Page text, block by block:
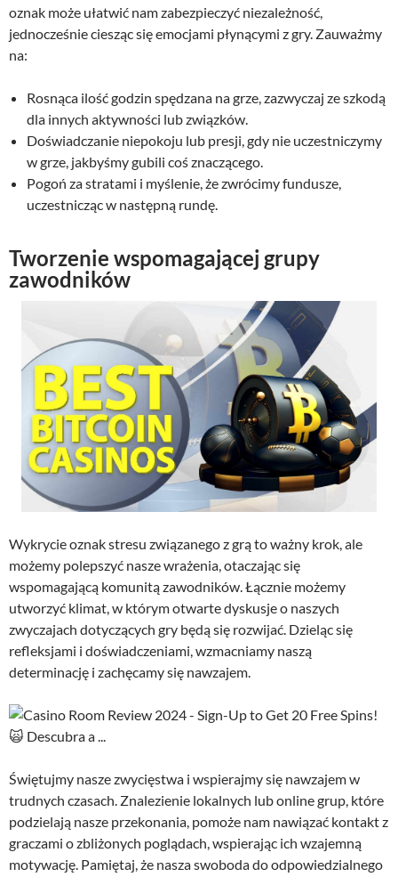
oznak może ułatwić nam zabezpieczyć niezależność,
jednocześnie ciesząc się emocjami płynącymi z gry. Zauważmy
na:
Rosnąca ilość godzin spędzana na grze, zazwyczaj ze szkodą
dla innych aktywności lub związków.
Doświadczanie niepokoju lub presji, gdy nie uczestniczymy
w grze, jakbyśmy gubili coś znaczącego.
Pogoń za stratami i myślenie, że zwrócimy fundusze,
uczestnicząc w następną rundę.
Tworzenie wspomagającej grupy
zawodników
Wykrycie oznak stresu związanego z grą to ważny krok, ale
możemy polepszyć nasze wrażenia, otaczając się
wspomagającą komunitą zawodników. Łącznie możemy
utworzyć klimat, w którym otwarte dyskusje o naszych
zwyczajach dotyczących gry będą się rozwijać. Dzieląc się
refleksjami i doświadczeniami, wzmacniamy naszą
determinację i zachęcamy się nawzajem.
Świętujmy nasze zwycięstwa i wspierajmy się nawzajem w
trudnych czasach. Znalezienie lokalnych lub online grup, które
podzielają nasze przekonania, pomoże nam nawiązać kontakt z
graczami o zbliżonych poglądach, wspierając ich wzajemną
motywację. Pamiętaj, że nasza swoboda do odpowiedzialnego